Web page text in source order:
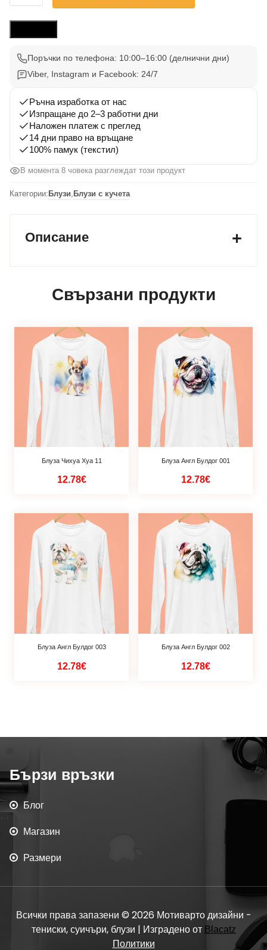
Булдог
001
Поръчки по телефона: 10:00–16:00 (делнични дни)
Viber, Instagram и Facebook: 24/7
Ръчна изработка от нас
Изпращане до 2–3 работни дни
Наложен платеж с преглед
14 дни право на връщане
100% памук (текстил)
В момента 8 човека разглеждат този продукт
Категории: Блузи Блузи с кучета
Описание
Свързани продукти
Блуза Чихуа Хуа 11
12.78€
Блуза Англ Булдог 001
12.78€
Блуза Англ Булдог 003
12.78€
Блуза Англ Булдог 002
12.78€
Бързи връзки
Блог
Магазин
Размери
Всички права запазени © 2026 Мотиварто дизайни -
тениски, суичъри, блузи | Изградено от Blacatz
Политики